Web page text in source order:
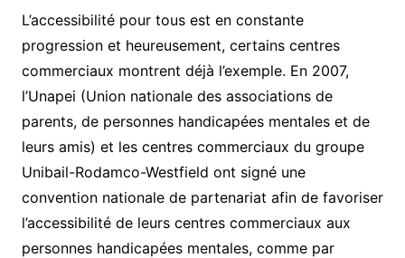
L’accessibilité pour tous est en constante
progression et heureusement, certains centres
commerciaux montrent déjà l’exemple. En 2007,
l’Unapei (Union nationale des associations de
parents, de personnes handicapées mentales et de
leurs amis) et les centres commerciaux du groupe
Unibail-Rodamco-Westfield ont signé une
convention nationale de partenariat afin de favoriser
l’accessibilité de leurs centres commerciaux aux
personnes handicapées mentales, comme par